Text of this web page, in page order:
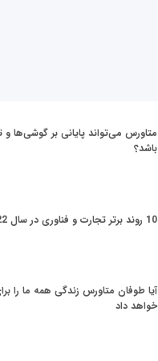
متاورس می‌تواند پایانی بر گوشی‌ها
باشد؟
10 روند برتر تجارت و فناوری در سال 2022
آیا طوفان متاورس زندگی همه ما را
خواهد داد